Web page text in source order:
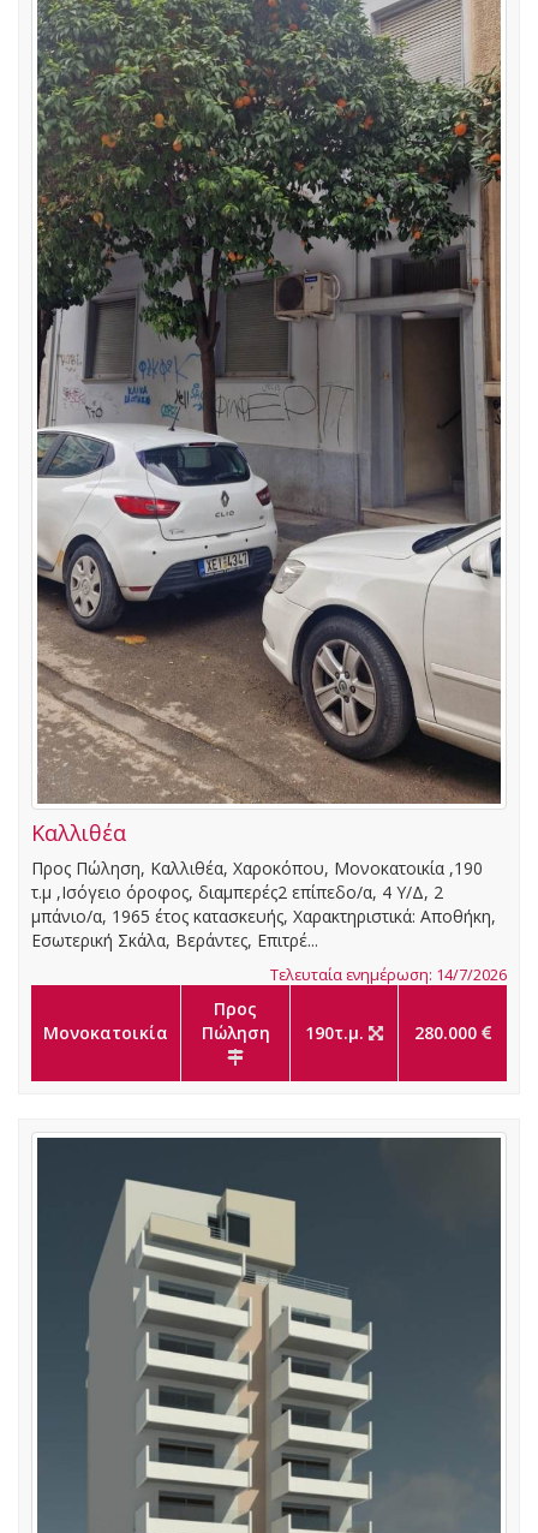
Καλλιθέα
Προς Πώληση, Καλλιθέα, Χαροκόπου, Μονοκατοικία ,190
τ.μ ,Ισόγειο όροφος, διαμπερές2 επίπεδο/α, 4 Υ/Δ, 2
μπάνιο/α, 1965 έτος κατασκευής, Χαρακτηριστικά: Αποθήκη,
Εσωτερική Σκάλα, Βεράντες, Επιτρέ...
Τελευταία ενημέρωση: 14/7/2026
Μονοκατοικία
Προς
Πώληση
190τ.μ. 280.000